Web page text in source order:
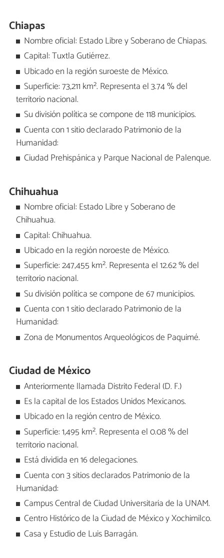
Chiapas
Nombre oficial: Estado Libre y Soberano de Chiapas.
Capital: Tuxtla Gutiérrez.
Ubicado en la región suroeste de México.
Superficie: 73,211 km². Representa el 3.74 % del
territorio nacional.
Su división política se compone de 118 municipios.
Cuenta con 1 sitio declarado Patrimonio de la
Humanidad:
Ciudad Prehispánica y Parque Nacional de Palenque.
Chihuahua
Nombre oficial: Estado Libre y Soberano de
Chihuahua.
Capital: Chihuahua.
Ubicado en la región noroeste de México.
Superficie: 247,455 km². Representa el 12.62 % del
territorio nacional.
Su división política se compone de 67 municipios.
Cuenta con 1 sitio declarado Patrimonio de la
Humanidad:
Zona de Monumentos Arqueológicos de Paquimé.
Ciudad de México
Anteriormente llamada Distrito Federal (D. F.)
Es la capital de los Estados Unidos Mexicanos.
Ubicado en la región centro de México.
Superficie: 1,495 km². Representa el 0.08 % del
territorio nacional.
Está dividida en 16 delegaciones.
Cuenta con 3 sitios declarados Patrimonio de la
Humanidad:
Campus Central de Ciudad Universitaria de la UNAM.
Centro Histórico de la Ciudad de México y Xochimilco.
Casa y Estudio de Luis Barragán.